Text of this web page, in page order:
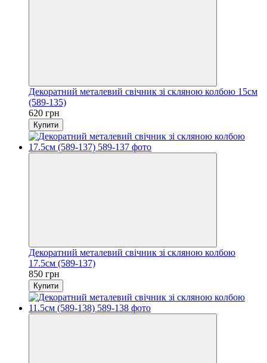
Декоратний металевий свічник зі скляною колбою 15см
(589-135)
620 грн
Купити
Декоратний металевий свічник зі скляною колбою
17.5см (589-137)
850 грн
Купити